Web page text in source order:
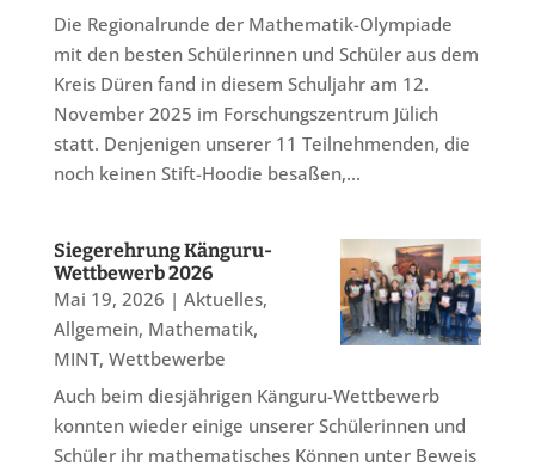
Die Regionalrunde der Mathematik-Olympiade
mit den besten Schülerinnen und Schüler aus dem
Kreis Düren fand in diesem Schuljahr am 12.
November 2025 im Forschungszentrum Jülich
statt. Denjenigen unserer 11 Teilnehmenden, die
noch keinen Stift-Hoodie besaßen,...
Siegerehrung Känguru-
Wettbewerb 2026
Mai 19, 2026 | Aktuelles,
Allgemein, Mathematik,
MINT, Wettbewerbe
Auch beim diesjährigen Känguru-Wettbewerb
konnten wieder einige unserer Schülerinnen und
Schüler ihr mathematisches Können unter Beweis